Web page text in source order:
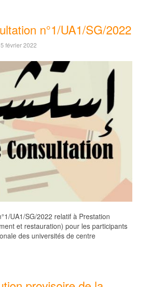
n°1/UA1/SG/2022
février 2022
UA1/SG/2022 relatif à Prestation
et restauration) pour les participants
des universités de centre